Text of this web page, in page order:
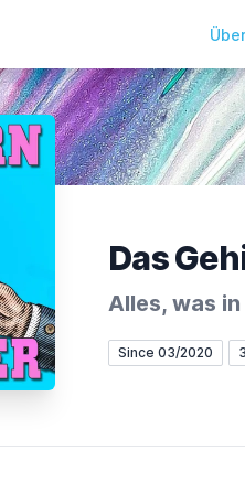
Das
Alles, was
Since 03/2020